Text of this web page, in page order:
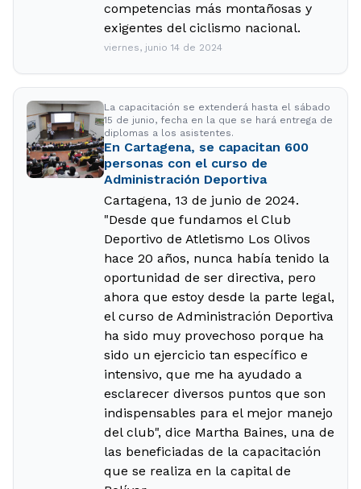
competencias más montañosas y
exigentes del ciclismo nacional.
viernes, junio 14 de 2024
La capacitación se extenderá hasta el sábado
15 de junio, fecha en la que se hará entrega de
diplomas a los asistentes.
En Cartagena, se capacitan 600
personas con el curso de
Administración Deportiva
Cartagena, 13 de junio de 2024.
"Desde que fundamos el Club
Deportivo de Atletismo Los Olivos
hace 20 años, nunca había tenido la
oportunidad de ser directiva, pero
ahora que estoy desde la parte legal,
el curso de Administración Deportiva
ha sido muy provechoso porque ha
sido un ejercicio tan específico e
intensivo, que me ha ayudado a
esclarecer diversos puntos que son
indispensables para el mejor manejo
del club", dice Martha Baines, una de
las beneficiadas de la capacitación
que se realiza en la capital de